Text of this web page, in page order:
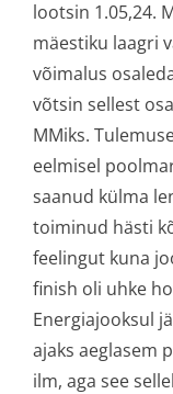
lootsin 1.05,24.
mäestiku laagri
võimalus
võtsin sellest
MMiks.
eelmisel
saanud külma
toiminud hästi
feelingut kuna
finish oli uhke
Energiajooksul
ajaks aeglasem
ilm, aga see